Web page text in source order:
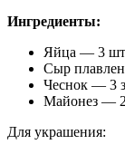
Ингредиенты:
Яйца — 3
Сыр
Чеснок — 3
Майонез —
Для украшения: